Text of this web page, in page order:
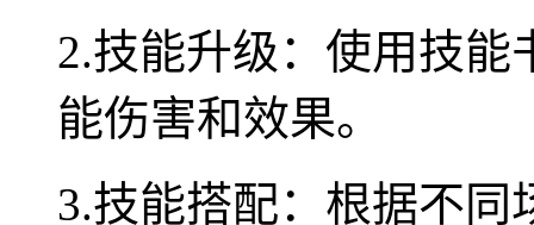
2.技能升级：使用技
能伤害和效果。
3.技能搭配：根据不